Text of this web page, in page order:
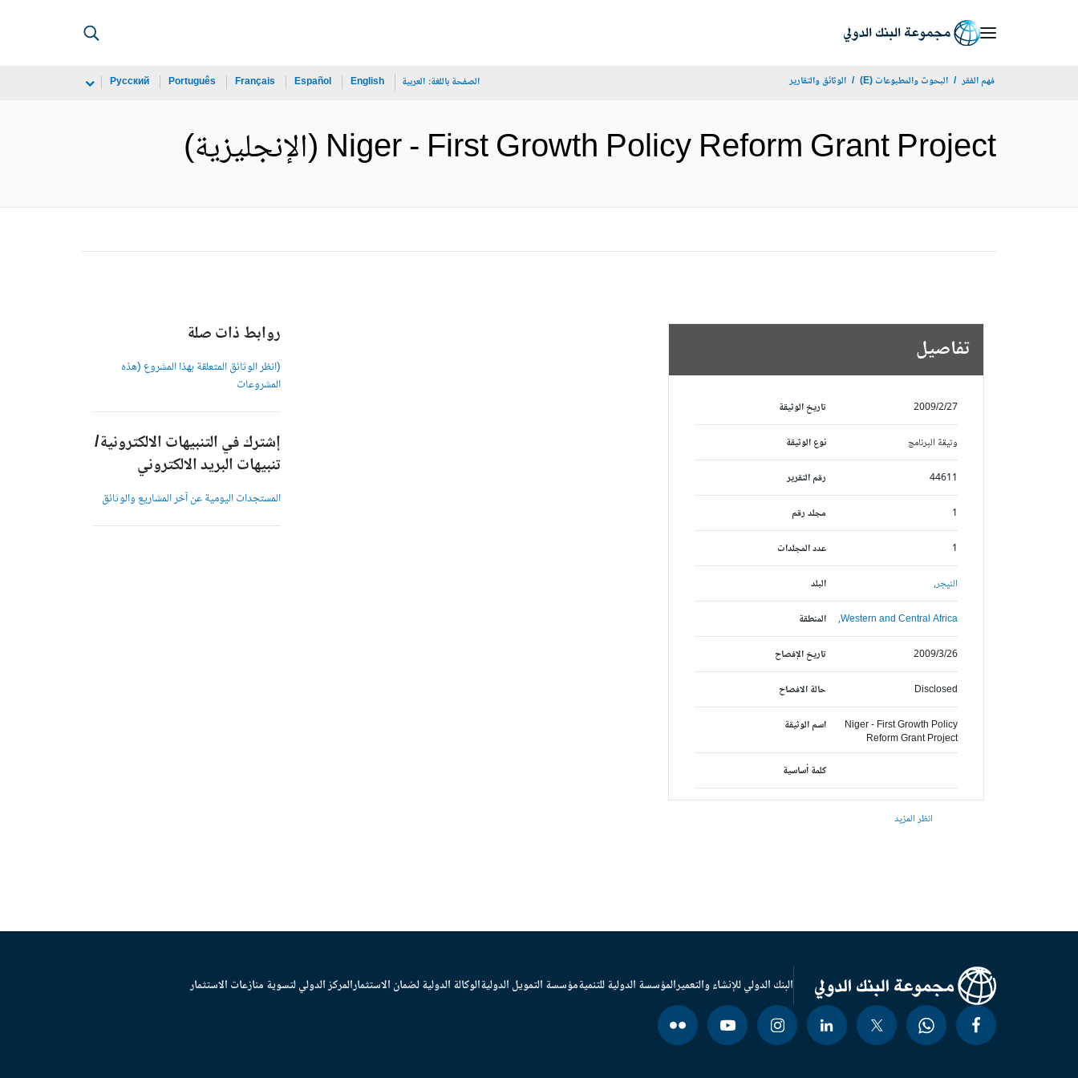
فهم الفقر البحوث والمطبوعات (E) الوثائق والتقارير الصفحة باللغة: العربية English
Español
Français
Português
Русский
Niger - First Growth Policy Reform Grant Project (الإنجليزية)
تفاصيل
تاريخ الوثيقة 2009/2/27
نوع الوثيقة وثيقة البرنامج
رقم التقرير 44611
مجلد رقم 1
عدد المجلدات 1
البلد النيجر,
المنطقة Western and Central Africa,
تاريخ الإفصاح 2009/3/26
حالة الافصاح Disclosed
اسم الوثيقة
Niger - First Growth Policy
Reform Grant Project
كلمة أساسية
انظر المزيد
روابط ذات صلة
(انظر الوثائق المتعلقة بهذا المشروع (هذه
المشروعات
إشترك في التنبيهات الالكترونية/
تنبيهات البريد الالكتروني
المستجدات اليومية عن آخر المشاريع والوثائق
البنك الدولي للإنشاء والتعميرالمؤسسة الدولية للتنميةمؤسسة التمويل الدوليةالوكالة الدولية لضمان الاستثمارالمركز الدولي لتسوية منازعات الاستثمار